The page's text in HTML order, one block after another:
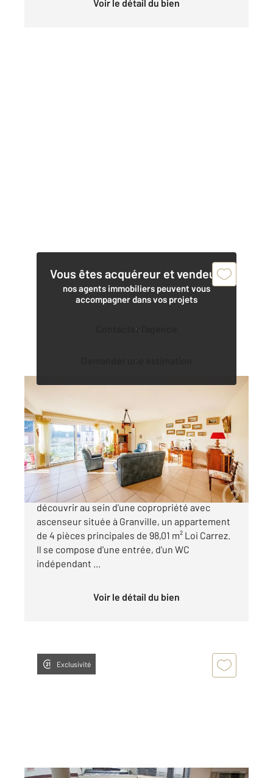
Voir le détail du bien
Vous êtes acquéreur et vendeur,
nos agents immobiliers peuvent vous
accompagner dans vos projets
Contacter l'agence
Demander une estimation
Ref : 39228
Appartement F5 à vendre
473 000 €
CENTURY 21 Royer Immo vous propose de
découvrir au sein d'une copropriété avec
ascenseur située à Granville, un appartement
de 4 pièces principales de 98,01 m² Loi Carrez.
Il se compose d'une entrée, d'un WC
indépendant ...
Voir le détail du bien
Exclusivité